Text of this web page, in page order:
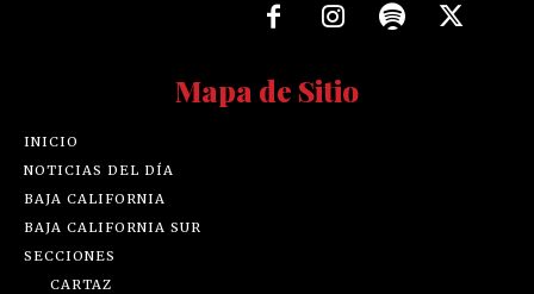
Mapa de Sitio
INICIO
NOTICIAS DEL DÍA
BAJA CALIFORNIA
BAJA CALIFORNIA SUR
SECCIONES
CARTAZ